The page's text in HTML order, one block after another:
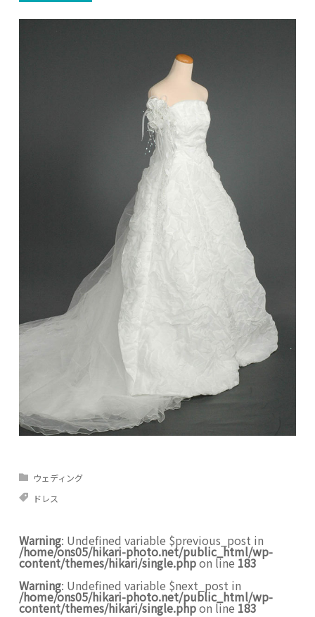
ウェディング
ドレス
Warning: Undefined variable $previous_post in
/home/ons05/hikari-photo.net/public_html/wp-
content/themes/hikari/single.phpon line 183
Warning: Undefined variable $next_post in
/home/ons05/hikari-photo.net/public_html/wp-
content/themes/hikari/single.phpon line 183